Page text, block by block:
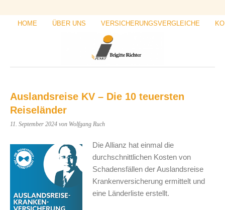
HOME ÜBER UNS VERSICHERUNGSVERGLEICHE
Auslandsreise KV – Die 10 teuersten
Reiseländer
11. September 2024 von Wolfgang Ruch
Die Allianz hat einmal die
durchschnittlichen Kosten von
Schadensfällen der Auslandsreise
Krankenversicherung ermittelt und
eine Länderliste erstellt.